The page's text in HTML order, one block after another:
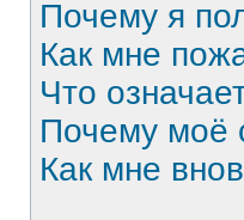
Почему я
Как мне
Что
Почему моё
Как мне